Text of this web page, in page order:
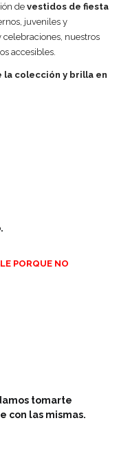
devestidos de fiesta
juveniles y
celebraciones, nuestros
accesibles.
la colección y brilla en
PORQUE NO
tomarte
con las mismas.